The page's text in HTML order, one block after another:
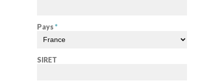
Pays*
SIRET